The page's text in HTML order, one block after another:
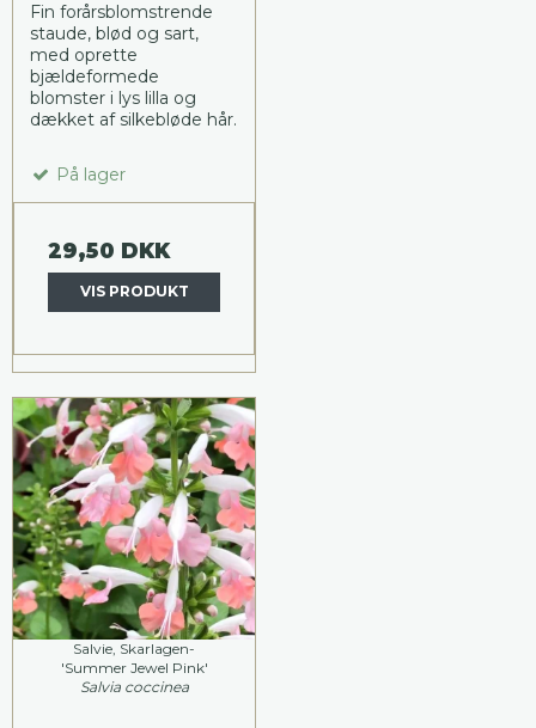
Fin forårsblomstrende
staude, blød og sart,
med oprette
bjældeformede
blomster i lys lilla og
dækket af silkebløde hår.
På lager
29,50 DKK
VIS PRODUKT
Salvie, Skarlagen-
'Summer Jewel Pink'
Salvia coccinea